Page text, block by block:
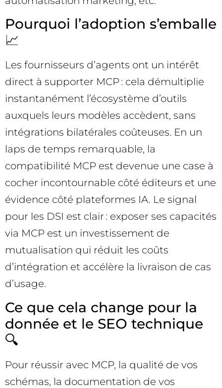
Pourquoi l’adoption s’emballe
📈
Les fournisseurs d’agents ont un intérêt
direct à supporter MCP : cela démultiplie
instantanément l’écosystème d’outils
auxquels leurs modèles accèdent, sans
intégrations bilatérales coûteuses. En un
laps de temps remarquable, la
compatibilité MCP est devenue une case à
cocher incontournable côté éditeurs et une
évidence côté plateformes IA. Le signal
pour les DSI est clair : exposer ses capacités
via MCP est un investissement de
mutualisation qui réduit les coûts
d’intégration et accélère la livraison de cas
d’usage.
Ce que cela change pour la
donnée et le SEO technique
🔍
Pour réussir avec MCP, la qualité de vos
schémas, la documentation de vos